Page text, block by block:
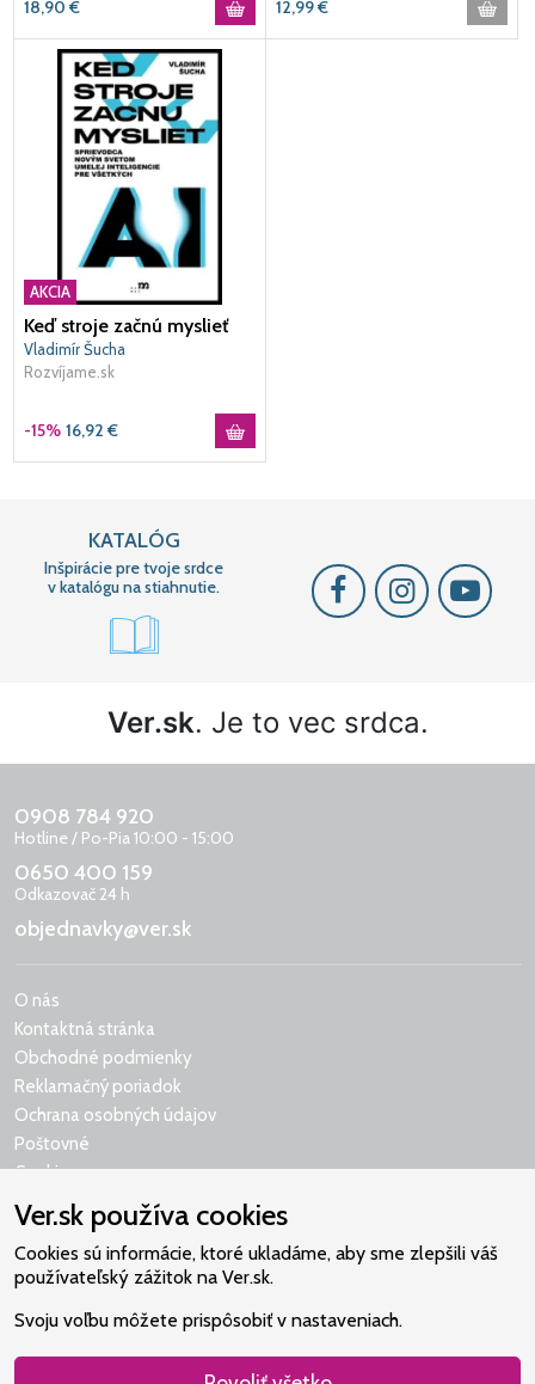
18,90 € 12,99€
AKCIA
Keď stroje začnú myslieť
Vladimír Šucha
Rozvíjame.sk
-15% 16,92 €
KATALÓG
Inšpirácie pre tvoje srdce
v katalógu na stiahnutie.
Ver.sk. Je to vec srdca.
0908 784 920
Hotline / Po-Pia 10:00 - 15:00
0650 400 159
Odkazovač 24 h
objednavky@ver.sk
O nás
Kontaktná stránka
Obchodné podmienky
Reklamačný poriadok
Ochrana osobných údajov
Poštovné
Cookies
Naše srdce je v Martindome.
Podporujeme aktivity spoločenstva,
ktoré pomáha nájsť vzťah s Bohom.
Ver.sk používa cookies
Cookies sú informácie, ktoré ukladáme, aby sme zlepšili váš
používateľský zážitok na Ver.sk.
Svoju voľbu môžete prispôsobiť v nastaveniach.